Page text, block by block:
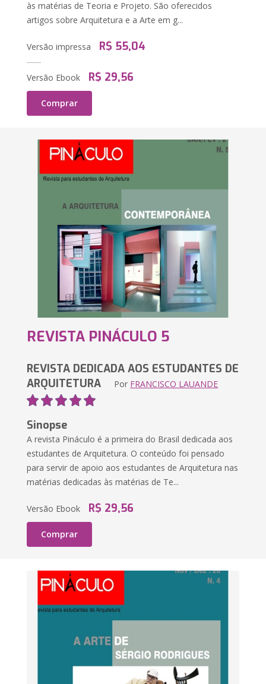
às matérias de Teoria e Projeto. São oferecidos
artigos sobre Arquitetura e a Arte em g...
Versão impressa R$ 55,04
Versão Ebook R$ 29,56
Comprar
REVISTA PINÁCULO 5
REVISTA DEDICADA AOS ESTUDANTES DE
ARQUITETURA Por FRANCISCO LAUANDE
Sinopse
A revista Pináculo é a primeira do Brasil dedicada aos
estudantes de Arquitetura. O conteúdo foi pensado
para servir de apoio aos estudantes de Arquitetura nas
matérias dedicadas às matérias de Te...
Versão Ebook R$ 29,56
Comprar